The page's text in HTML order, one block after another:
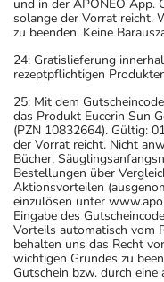
und in der APONEO App.
solange der Vorrat reicht.
zu beenden. Keine
24: Gratislieferung
rezeptpflichtigen
25: Mit dem
das Produkt Eucerin Sun
(PZN 10832664). Gültig:
der Vorrat reicht. Nicht
Bücher,
Bestellungen über
Aktionsvorteilen
einzulösen unter
Eingabe des
Vorteils automatisch vom
behalten uns das Recht
wichtigen Grundes zu
Gutschein bzw. durch